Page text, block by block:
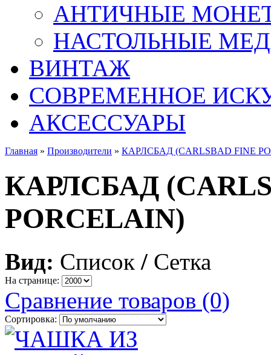
АНТИЧНЫЕ
НАСТОЛЬНЫЕ
ВИНТАЖ
СОВРЕМЕННОЕ
АКСЕССУАРЫ
Главная » Производители » КАРЛСБАД (CARLSBAD FINE
КАРЛСБАД
PORCELAIN)
Вид: Список / Сетка
На странице:
Сравнение товаров (0)
Сортировка: